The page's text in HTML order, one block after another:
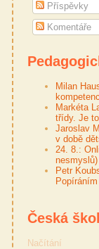
Příspěvky
Komentáře
Milan
Markéta
třídy. Je
Jaroslav
v době
24. 8.:
nesmyslů)
Petr
Česká
Načítání